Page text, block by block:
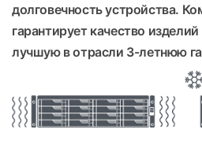
долговечность устройства.
гарантирует качество
лучшую в отрасли 3-летнюю